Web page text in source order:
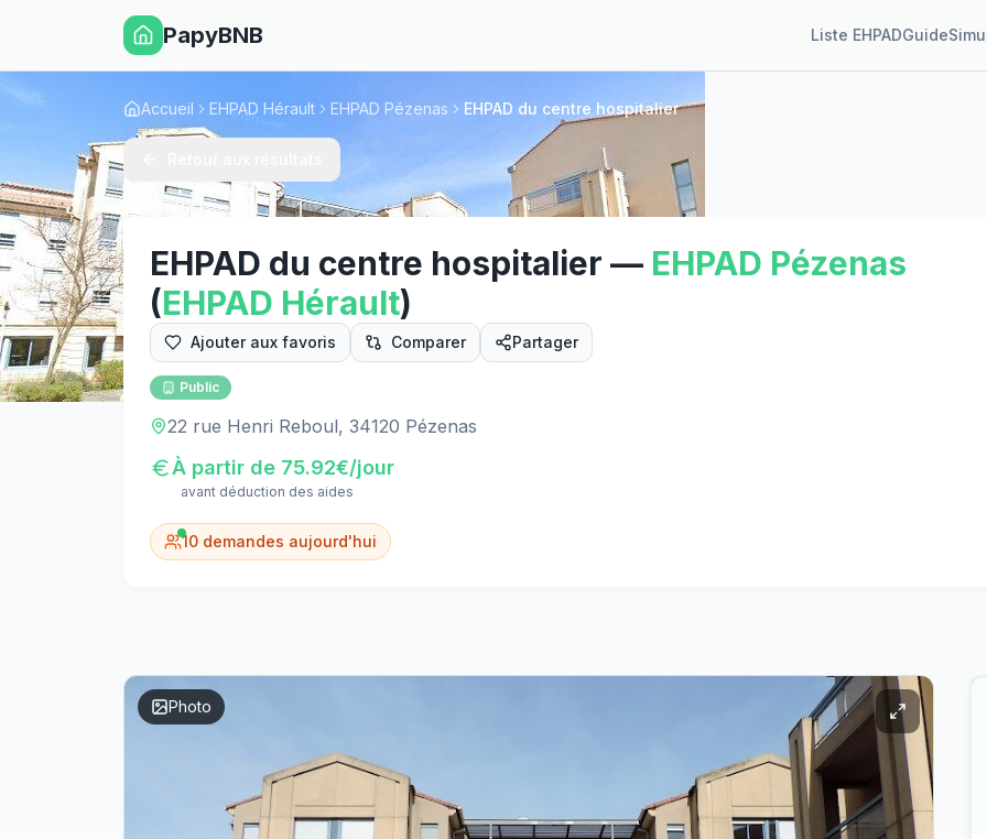
PapyBNB Liste EHPADGuide
Accueil EHPAD Hérault EHPAD Pézenas EHPAD du centre hospitalier
EHPAD du centre hospitalier — EHPAD Pézenas
(EHPAD Hérault)
Ajouter aux favoris Comparer Partager
Public
22 rue Henri Reboul, 34120 Pézenas
À partir de 75.92€/jour
avant déduction des aides
10 demandes aujourd'hui
Photo